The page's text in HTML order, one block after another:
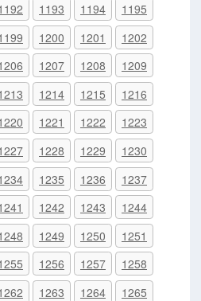
1193 1194
1195
1200 1201
1202
1207 1208
1209
1214 1215
1216
1221 1222
1223
1228 1229
1230
1235 1236
1237
1242 1243
1244
1249 1250
1251
1256 1257
1258
1263 1264
1265